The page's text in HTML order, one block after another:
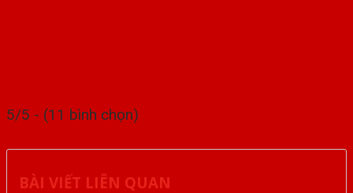
5/5 - (11 bình chọn)
BÀI VIẾT LIÊN QUAN